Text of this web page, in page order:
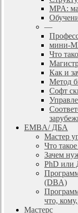
MPA:
—
мини-
Что
Как и
Метод
Софт
EMBA/ ДБA
Мастер
Что
Зачем
PhD или
(DBА)
что,
Мастерс